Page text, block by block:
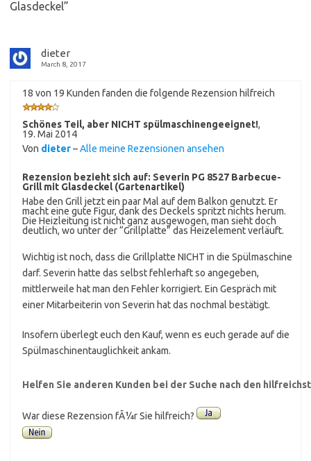
Glasdeckel”
dieter
March 8, 2017
18 von 19 Kunden fanden die folgende Rezension hilfreich
Schönes Teil, aber NICHT spülmaschinengeeignet!,
19. Mai 2014
Von dieter–Alle meine Rezensionen ansehen
Rezension bezieht sich auf: Severin PG 8527 Barbecue-
Grill mit Glasdeckel (Gartenartikel)
Habe den Grill jetzt ein paar Mal auf dem Balkon genutzt. Er
macht eine gute Figur, dank des Deckels spritzt nichts herum.
Die Heizleitung ist nicht ganz ausgewogen, man sieht doch
deutlich, wo unter der “Grillplatte” das Heizelement verläuft.
Wichtig ist noch, dass die Grillplatte NICHT in die Spülmaschine
darf. Severin hatte das selbst fehlerhaft so angegeben,
mittlerweile hat man den Fehler korrigiert. Ein Gespräch mit
einer Mitarbeiterin von Severin hat das nochmal bestätigt.
Insofern überlegt euch den Kauf, wenn es euch gerade auf die
Spülmaschinentauglichkeit ankam.
Helfen Sie anderen Kunden bei der Suche nach den
War diese Rezension fÃ¼r Sie hilfreich?